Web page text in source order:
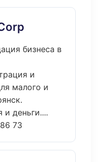
бизнеса в
и
малого и
деньги....
73